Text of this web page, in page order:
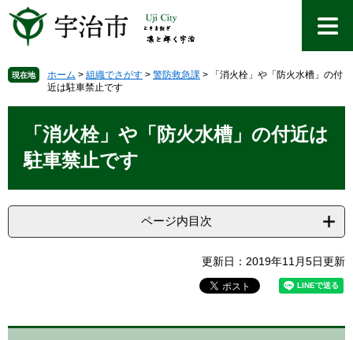
先
で
を
ば
へ
現在地 ホーム > 組織でさがす > 警防救急課 >
「消火栓」や「防火水槽」の付
近は駐車禁止です
「消火栓」や「防火水槽」の付近は
駐車禁止です
ページ内目次
更新日：2019年11月5日更新